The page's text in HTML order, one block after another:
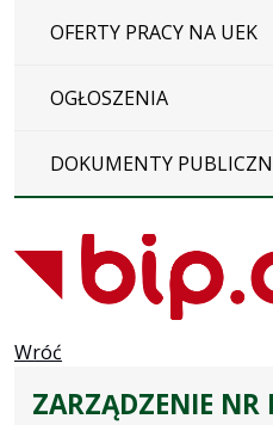
OFERTY PRACY NA UEK
OGŁOSZENIA
DOKUMENTY
Wróć
ZARZĄDZENIE